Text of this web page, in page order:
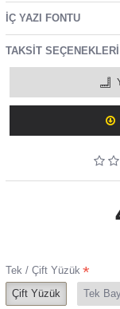
İÇ YAZI FONTU
TAKSIT SEÇENEKLERI
Tek / Çift Yüzük
Çift Yüzük
Tek